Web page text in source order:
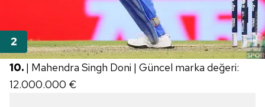
10. | Mahendra Singh Doni | Güncel marka değeri:
12.000.000 €